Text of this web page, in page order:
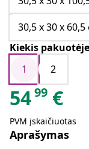
30,5 x 30 x 60,5
Kiekis
1
2
5499 €
PVM įskaičiuotas
Aprašymas